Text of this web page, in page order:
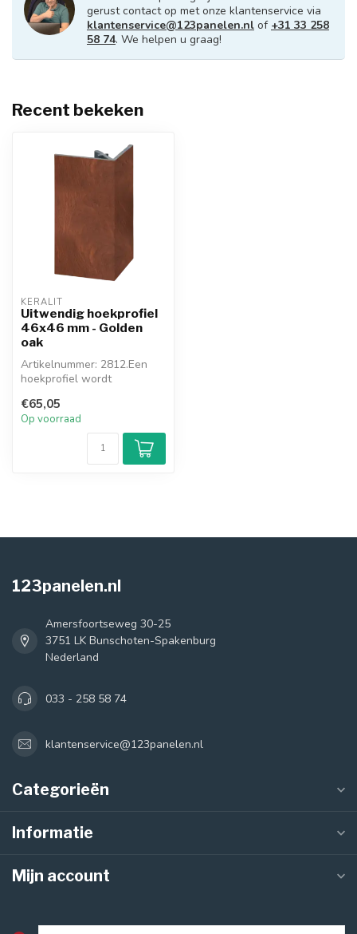
gerust contact op met onze klantenservice via
klantenservice@123panelen.nl of +31 33 258
58 74. We helpen u graag!
Recent bekeken
KERALIT
Uitwendig hoekprofiel
46x46 mm - Golden
oak
Artikelnummer: 2812.Een
hoekprofiel wordt
om gaat. Dit ...
€65,05
Op voorraad
123panelen.nl
Amersfoortseweg 30-25
3751 LK Bunschoten-Spakenburg
Nederland
033 - 258 58 74
klantenservice@123panelen.nl
Categorieën
Informatie
Mijn account